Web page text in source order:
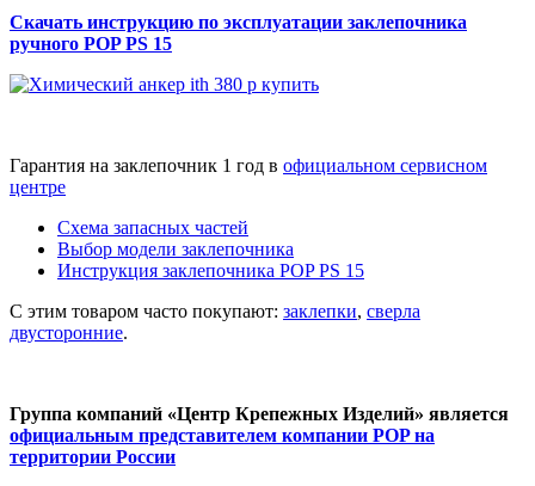
Скачать инструкцию по эксплуатации заклепочника
ручного POP PS 15
Гарантия на заклепочник 1 год в официальном сервисном
центре
Схема запасных частей
Выбор модели заклепочника
Инструкция заклепочника POP PS 15
С этим товаром часто покупают: заклепки, сверла
двусторонние.
Группа компаний «Центр Крепежных Изделий» является
официальным представителем компании POP на
территории России